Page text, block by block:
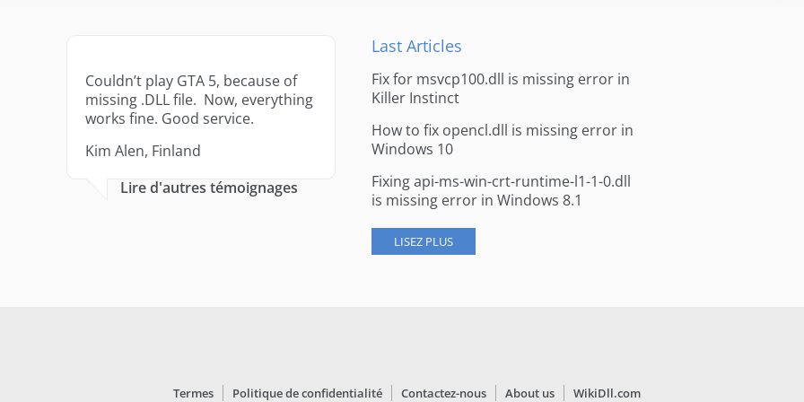
Couldn’t play GTA 5, because of
missing .DLL file. Now, everything
works fine. Good service.
Kim Alen, Finland
Lire d'autres témoignages
Last Articles
Fix for msvcp100.dll is missing error in
Killer Instinct
How to fix opencl.dll is missing error in
Windows 10
Fixing api-ms-win-crt-runtime-l1-1-0.dll
is missing error in Windows 8.1
LISEZ PLUS
Termes Politique de confidentialité Contactez-nous About us WikiDll.com